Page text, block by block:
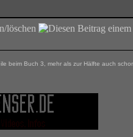
beim Buch 3, mehr als zur Hälfte auch